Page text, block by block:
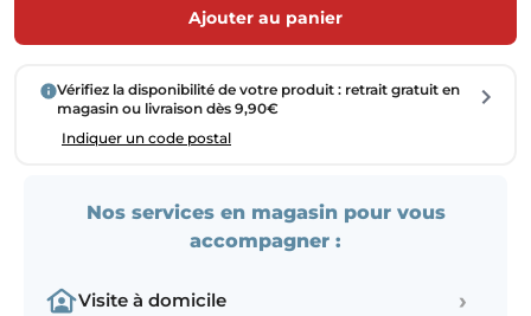
Ajouter au panier
Vérifiez la disponibilité de votre produit : retrait gratuit en
magasin ou livraison dès 9,90€
Indiquer un code postal
Nos services en magasin pour vous
accompagner :
Visite à domicile ›